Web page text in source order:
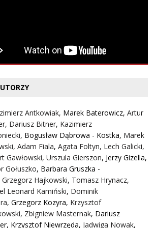
Antkowiak, Marek Baterowicz, Artur
, Dariusz Bitner, Kazimierz
, Bogusław Dąbrowa - Kostka, Marek
, Adam Fiala, Agata Foltyn, Lech Galicki,
Gawłowski, Urszula Gierszon, Jerzy Gizella,
Gołuszko, Barbara Gruszka -
Grzegorz Hajkowski, Tomasz Hrynacz,
Leonard Kamiński, Dominik
, Grzegorz Kozyra, Krzysztof
, Zbigniew Masternak, Dariusz
, Krzysztof Niewrzęda, Jadwiga Nowak,